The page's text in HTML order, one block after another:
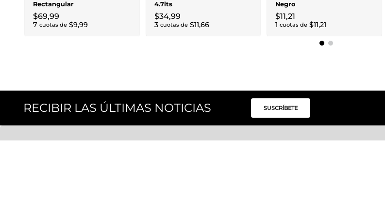
Rectangular
$69,99
7 cuotas de $9,99
4.7lts
$34,99
3 cuotas de $11,66
Negro
$11,21
1 cuotas de $11,21
RECIBIR LAS ÚLTIMAS NOTICIAS SUSCRÍBETE